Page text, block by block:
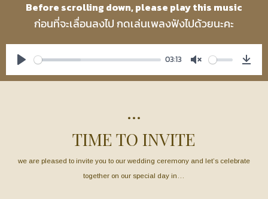
Before scrolling down, please play this music
ก่อนที่จะเลื่อนลงไป กดเล่นเพลงฟังไปด้วยนะคะ
Play
03:13
Unmute
…
TIME TO INVITE
we are pleased to invite you to our wedding ceremony and let’s celebrate
together on our special day in…